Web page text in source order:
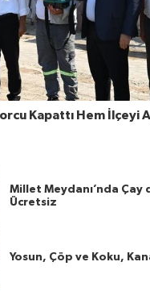
Kapattı Hem İlçeyi
Millet Meydanı’nda Çay
Ücretsiz
Yosun, Çöp ve Koku,